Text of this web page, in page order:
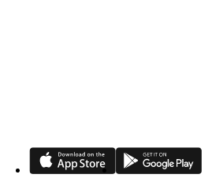
App Store Google Play